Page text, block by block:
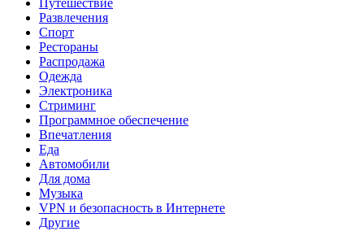
Путешествие
Развлечения
Спорт
Рестораны
Распродажа
Одежда
Электроника
Стриминг
Программное обеспечение
Впечатления
Еда
Автомобили
Для дома
Музыка
VPN и безопасность в Интернете
Другие